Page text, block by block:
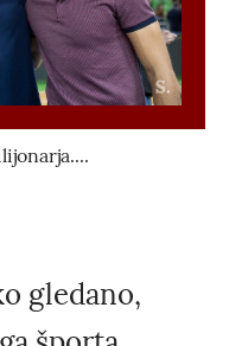
gledano,